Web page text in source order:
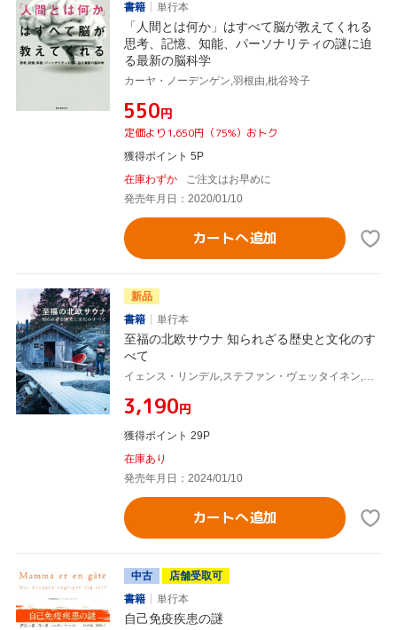
書籍
単行本
「人間とは何か」はすべて脳が教えてくれる
思考、記憶、知能、パーソナリティの謎に迫
る最新の脳科学
カーヤ・ノーデンゲン,羽根由,枇谷玲子
¥550円
定価より1,650円（75%）おトク
獲得ポイント 5P
在庫わずか
ご注文はお早めに
発売年月日：2020/01/10
カートへ追加
新品
書籍
単行本
至福の北欧サウナ 知られざる歴史と文化のす
べて
イェンス・リンデル,ステファン・ヴェッタイネン,羽根由
¥3,190円
獲得ポイント 29P
在庫あり
発売年月日：2024/01/10
カートへ追加
中古
店舗受取可
書籍
単行本
自己免疫疾患の謎